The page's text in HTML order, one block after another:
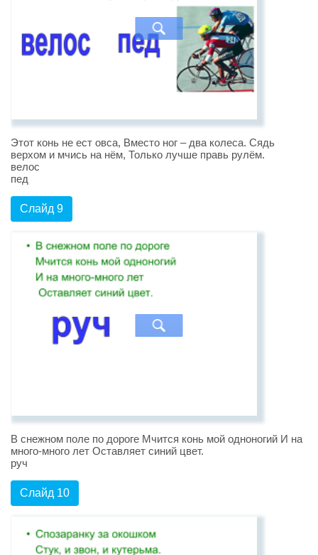
Этот конь не ест овса, Вместо ног – два колеса. Сядь
верхом и мчись на нём, Только лучше правь рулём.
велос
пед
Слайд 9
В снежном поле по дороге Мчится конь мой одноногий И на
много-много лет Оставляет синий цвет.
руч
Слайд 10